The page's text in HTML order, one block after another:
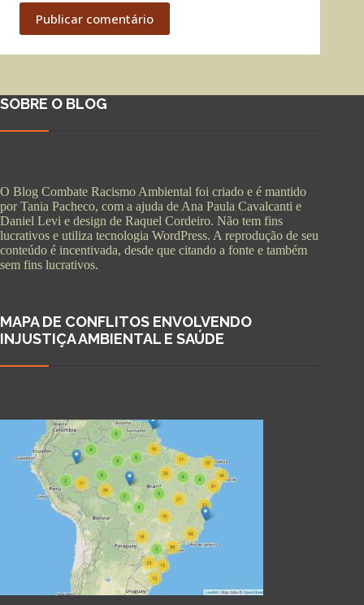
Publicar comentário
SOBRE O BLOG
O Blog Combate Racismo Ambiental foi criado e é mantido
por Tania Pacheco, com a ajuda de Ana Paula Cavalcanti e
Daniel Levi e design de Raquel Cordeiro. Não tem fins
lucrativos e utiliza tecnologia WordPress. A reprodução de seu
conteúdo é incentivada, desde que citando a fonte e também
sem fins lucrativos.
MAPA DE CONFLITOS ENVOLVENDO
INJUSTIÇA AMBIENTAL E SAÚDE